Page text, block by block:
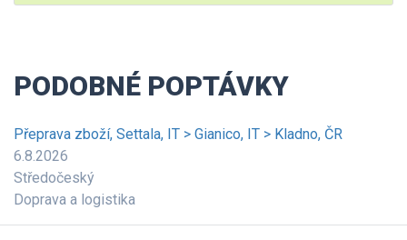
PODOBNÉ POPTÁVKY
Přeprava zboží, Settala, IT > Gianico, IT > Kladno, ČR
6.8.2026
Středočeský
Doprava a logistika